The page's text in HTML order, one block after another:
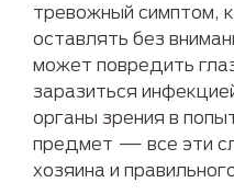
тревожный симптом,
оставлять без
может повредить
заразиться
органы зрения в
предмет — все эти
хозяина и